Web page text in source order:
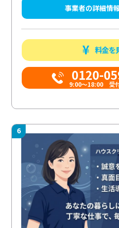
事業者の詳細情
料金を
0120-
9:00〜18:00 受
6